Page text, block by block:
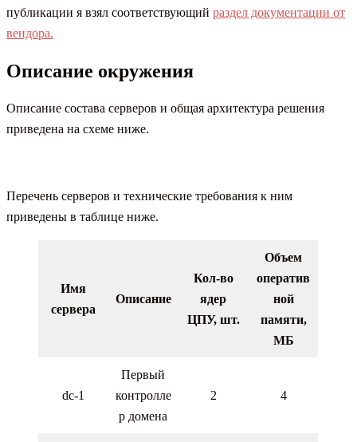
публикации я взял соответствующий раздел документации от
вендора.
Описание окружения
Описание состава серверов и общая архитектура решения
приведена на схеме ниже.
Перечень серверов и технические требования к ним
приведены в таблице ниже.
Имя
сервера
Описание
Кол-во
ядер
ЦПУ, шт.
Объем
оператив
ной
памяти,
МБ
dc-1
Первый
контролле
р домена
2 4